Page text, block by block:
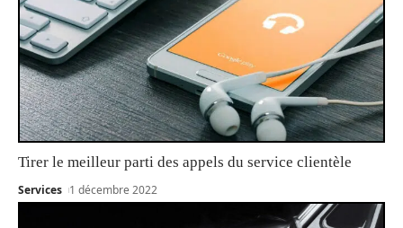
Tirer le meilleur parti des appels du service clientèle
Services 1 décembre 2022